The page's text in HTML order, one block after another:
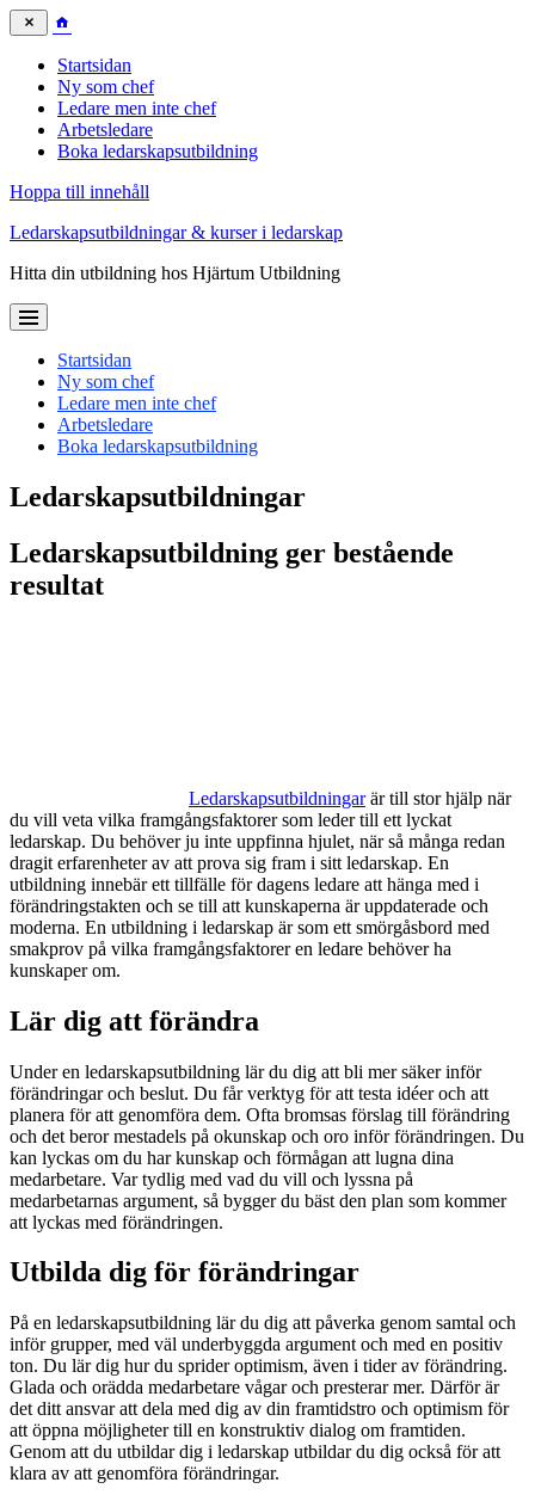
Startsidan
Ny som chef
Ledare men inte chef
Arbetsledare
Boka ledarskapsutbildning
Hoppa till innehåll
Ledarskapsutbildningar & kurser i ledarskap
Hitta din utbildning hos Hjärtum Utbildning
Startsidan
Ny som chef
Ledare men inte chef
Arbetsledare
Boka ledarskapsutbildning
Ledarskapsutbildningar
Ledarskapsutbildning ger bestående
resultat
Ledarskapsutbildningarär till stor hjälp när
du vill veta vilka framgångsfaktorer som leder till ett lyckat
ledarskap. Du behöver ju inte uppfinna hjulet, när så många redan
dragit erfarenheter av att prova sig fram i sitt ledarskap. En
utbildning innebär ett tillfälle för dagens ledare att hänga med i
förändringstakten och se till att kunskaperna är uppdaterade och
moderna. En utbildning i ledarskap är som ett smörgåsbord med
smakprov på vilka framgångsfaktorer en ledare behöver ha
kunskaper om.
Lär dig att förändra
Under en ledarskapsutbildning lär du dig att bli mer säker inför
förändringar och beslut. Du får verktyg för att testa idéer och att
planera för att genomföra dem. Ofta bromsas förslag till förändring
och det beror mestadels på okunskap och oro inför förändringen. Du
kan lyckas om du har kunskap och förmågan att lugna dina
medarbetare. Var tydlig med vad du vill och lyssna på
medarbetarnas argument, så bygger du bäst den plan som kommer
att lyckas med förändringen.
Utbilda dig för förändringar
På en ledarskapsutbildning lär du dig att påverka genom samtal och
inför grupper, med väl underbyggda argument och med en positiv
ton. Du lär dig hur du sprider optimism, även i tider av förändring.
Glada och orädda medarbetare vågar och presterar mer. Därför är
det ditt ansvar att dela med dig av din framtidstro och optimism för
att öppna möjligheter till en konstruktiv dialog om framtiden.
Genom att du utbildar dig i ledarskap utbildar du dig också för att
klara av att genomföra förändringar.